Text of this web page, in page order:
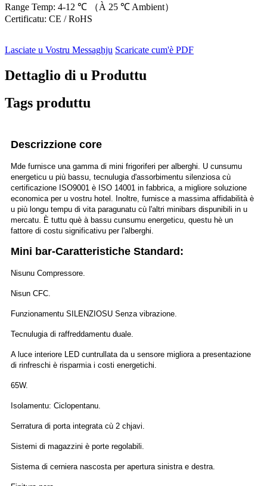
Range Temp: 4-12 ℃ （À 25 ℃ Ambient）
Certificatu: CE / RoHS
Lasciate u Vostru Messaghju Scaricate cum'è PDF
Dettaglio di u Produttu
Tags produttu
Descrizzione core
Mde furnisce una gamma di mini frigoriferi per alberghi. U cunsumu
energeticu u più bassu, tecnulugia d'assorbimentu silenziosa cù
certificazione ISO9001 è ISO 14001 in fabbrica, a migliore soluzione
economica per u vostru hotel. Inoltre, furnisce a massima affidabilità è
u più longu tempu di vita paragunatu cù l'altri minibars dispunibili in u
mercatu. È tuttu què à bassu cunsumu energeticu, questu hè un
fattore di costu significativu per l'alberghi.
Mini bar-Caratteristiche Standard:
Nisunu Compressore.
Nisun CFC.
Funzionamentu SILENZIOSU Senza vibrazione.
Tecnulugia di raffreddamentu duale.
A luce interiore LED cuntrullata da u sensore migliora a presentazione
di rinfreschi è risparmia i costi energetichi.
65W.
Isolamentu: Ciclopentanu.
Serratura di porta integrata cù 2 chjavi.
Sistemi di magazzini è porte regolabili.
Sistema di cerniera nascosta per apertura sinistra e destra.